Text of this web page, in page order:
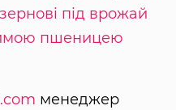
під врожай
пшеницею
менеджер